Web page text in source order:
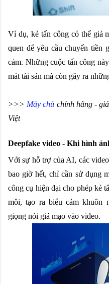
Ví dụ, kẻ tấn công có thể giả
quen để yêu cầu chuyển tiền
cảm. Những cuộc tấn công
mát tài sản mà còn gây ra
>>> Máy chủ chính hãng -
Việt
Deepfake video - Khi hình
Với sự hỗ trợ của AI, các
bao giờ hết, chỉ cần sử dụng
công cụ hiện đại cho phép kẻ
môi, tạo ra biểu cảm khuôn
giọng nói giả mạo vào video.